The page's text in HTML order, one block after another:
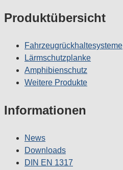
Produktübersicht
Fahrzeugrückhaltesysteme
Lärmschutzplanke
Amphibienschutz
Weitere Produkte
Informationen
News
Downloads
DIN EN 1317